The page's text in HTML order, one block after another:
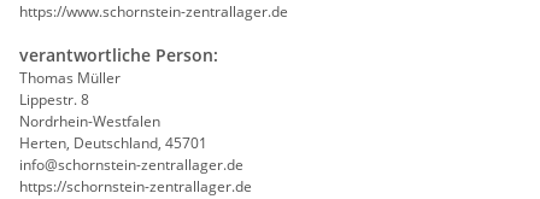
https://www.schornstein-zentrallager.de
verantwortliche Person:
Thomas Müller
Lippestr. 8
Nordrhein-Westfalen
Herten, Deutschland, 45701
info@schornstein-zentrallager.de
https://schornstein-zentrallager.de